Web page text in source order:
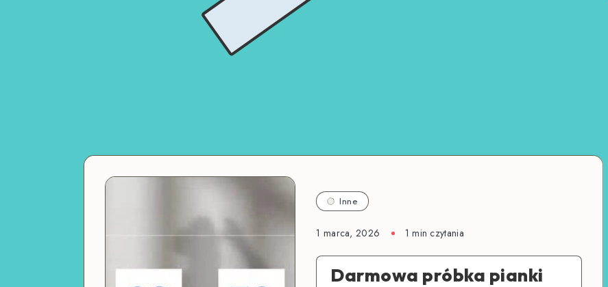
Inne
1 marca, 2026 1 min czytania
Darmowa próbka pianki